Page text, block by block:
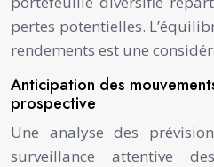
pertes potentielles.
rendements est une
Anticipation des
prospective
Une analyse des
surveillance attentive